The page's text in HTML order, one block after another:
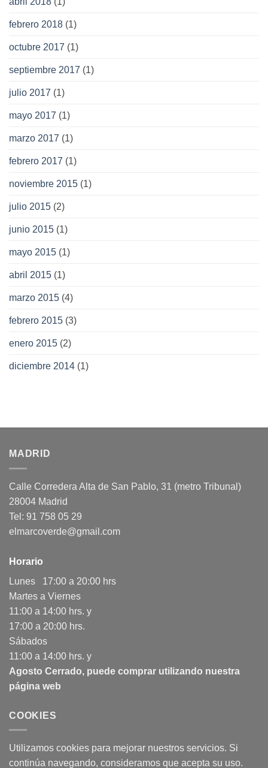
febrero 2018 (1)
octubre 2017 (1)
septiembre 2017 (1)
julio 2017 (1)
mayo 2017 (1)
marzo 2017 (1)
febrero 2017 (1)
noviembre 2015 (1)
julio 2015 (2)
junio 2015 (1)
mayo 2015 (1)
abril 2015 (1)
marzo 2015 (4)
febrero 2015 (3)
enero 2015 (2)
diciembre 2014 (1)
MADRID
Calle Corredera Alta de San Pablo, 31 (metro Tribunal)
28004 Madrid
Tel: 91 758 05 29
elmarcoverde@gmail.com
Horario
Lunes 17:00 a 20:00 hrs
Martes a Viernes
11:00 a 14:00 hrs. y
17:00 a 20:00 hrs.
Sábados
11:00 a 14:00 hrs. y
Agosto Cerrado, puede comprar utilizando nuestra
página web
COOKIES
Utilizamos cookies para mejorar nuestros servicios. Si
continúa navegando, consideramos que acepta su uso.